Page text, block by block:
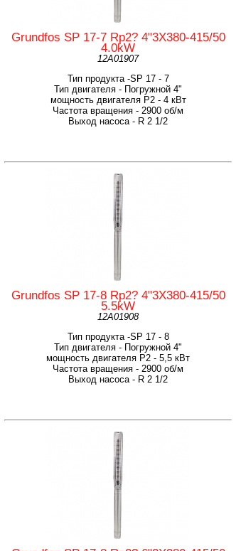
Grundfos SP 17-7 Rp2? 4"3X380-415/50
4.0kW
12A01907
Тип продукта -SP 17 - 7
Тип двигателя - Погружной 4"
мощность двигателя Р2 - 4 кВт
Частота вращения - 2900 об/м
Выход насоса - R 2 1/2
Grundfos SP 17-8 Rp2? 4"3X380-415/50
5.5kW
12A01908
Тип продукта -SP 17 - 8
Тип двигателя - Погружной 4"
мощность двигателя Р2 - 5,5 кВт
Частота вращения - 2900 об/м
Выход насоса - R 2 1/2